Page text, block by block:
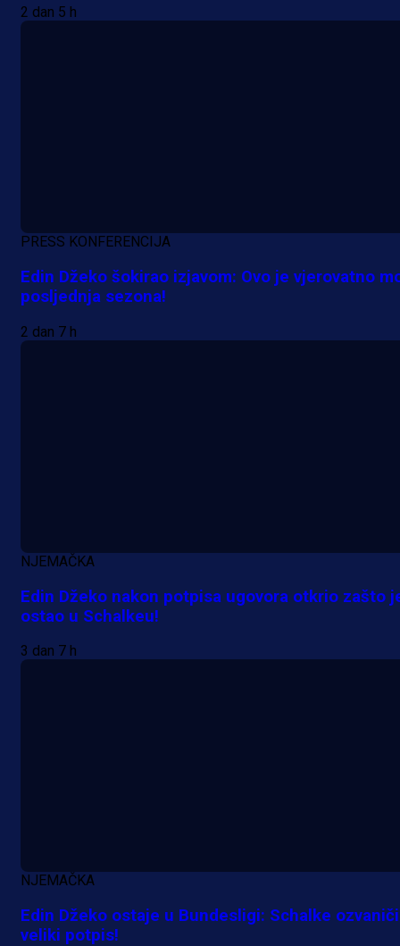
1 dan 7 h
2 dan 5 h
PRESS KONFERENCIJA
Edin Džeko šokirao izjavom: Ovo je vjerovatno
posljednja sezona!
2 dan 7 h
NJEMAČKA
Edin Džeko nakon potpisa ugovora otkrio zašto
ostao u Schalkeu!
3 dan 7 h
NJEMAČKA
Edin Džeko ostaje u Bundesligi: Schalke
veliki potpis!